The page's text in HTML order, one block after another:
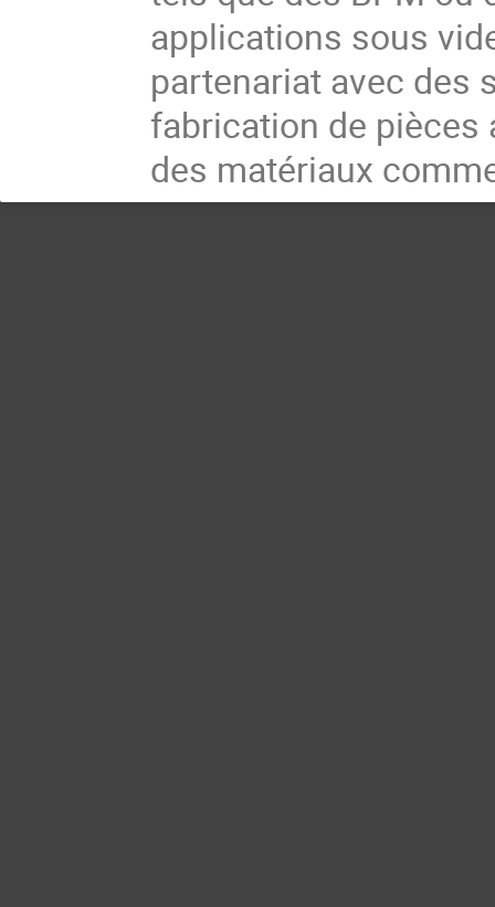
applications sous
partenariat avec des
fabrication de pièces
des matériaux